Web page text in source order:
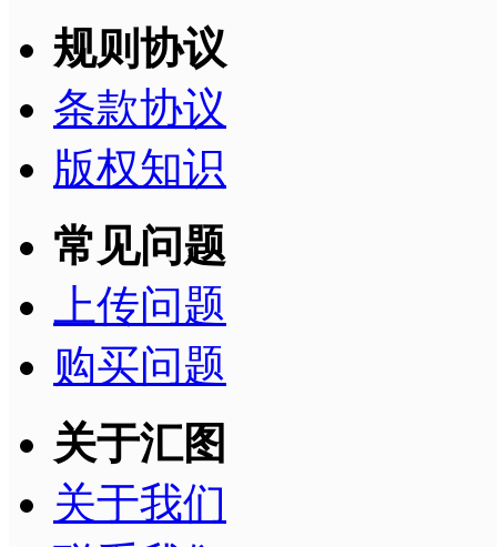
规则协议
条款协议
版权知识
常见问题
上传问题
购买问题
关于汇图
关于我们